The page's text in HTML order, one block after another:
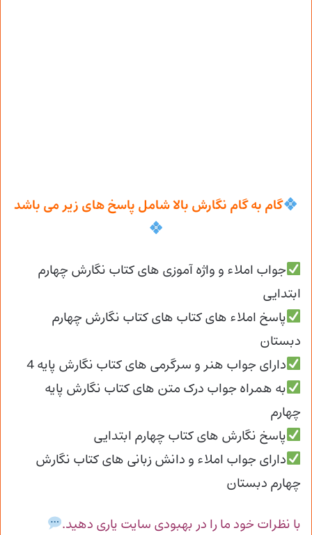
گام به گام نگارش بالا شامل پاسخ های زیر می باشد
جواب املاء و واژه آموزی های کتاب نگارش چهارم
ابتدایی
پاسخ املاء های کتاب های کتاب نگارش چهارم
دبستان
دارای جواب هنر و سرگرمی های کتاب نگارش پایه 4
به همراه جواب درک متن های کتاب نگارش پایه
چهارم
پاسخ نگارش های کتاب چهارم ابتدایی
دارای جواب املاء و دانش زبانی های کتاب نگارش
چهارم دبستان
با نظرات خود ما را در بهبودی سایت یاری دهید.